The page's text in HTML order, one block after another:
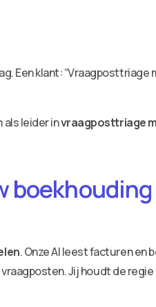
Een klant: “Vraagposttriage
als leider invraagposttriage
boekhouding
. Onze AI leest facturen
Jij houdt de